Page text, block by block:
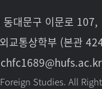
대문구 이문로 107,
교통상학부 (본관
chfc1689@hufs.ac.kr
Studies. All